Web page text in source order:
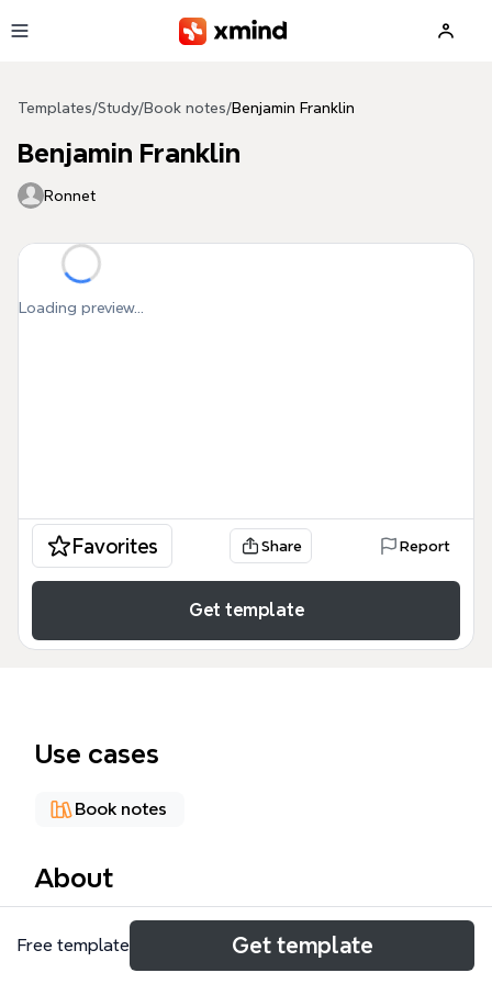
Templates/Study/Book notes/Benjamin Franklin
Benjamin Franklin
Ronnet
Loading preview...
Favorites Share Report
Get template
Use cases
Book notes
About
La plantilla 'Benjamin Franklin' en Xmind es un mapa
mental exhaustivo que cubre la vida y obra del
Free template Get template